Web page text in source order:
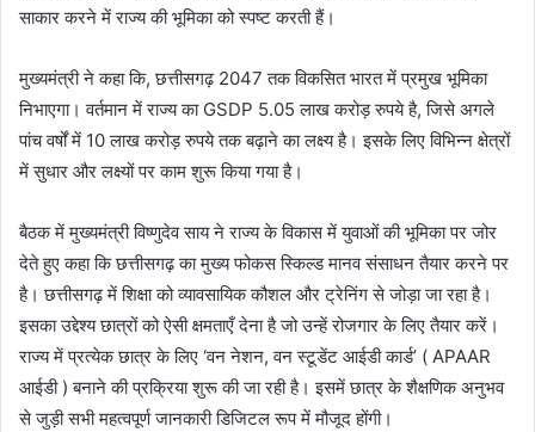
साकार करने में राज्य की भूमिका को स्पष्ट करती हैं।
मुख्यमंत्री ने कहा कि, छत्तीसगढ़ 2047 तक विकसित भारत में प्रमुख भूमिका
निभाएगा। वर्तमान में राज्य का GSDP 5.05 लाख करोड़ रुपये है, जिसे अगले
पांच वर्षों में 10 लाख करोड़ रुपये तक बढ़ाने का लक्ष्य है। इसके लिए विभिन्न क्षेत्रों
में सुधार और लक्ष्यों पर काम शुरू किया गया है।
बैठक में मुख्यमंत्री विष्णुदेव साय ने राज्य के विकास में युवाओं की भूमिका पर जोर
देते हुए कहा कि छत्तीसगढ़ का मुख्य फोकस स्किल्ड मानव संसाधन तैयार करने पर
है। छत्तीसगढ़ में शिक्षा को व्यावसायिक कौशल और ट्रेनिंग से जोड़ा जा रहा है।
इसका उद्देश्य छात्रों को ऐसी क्षमताएँ देना है जो उन्हें रोजगार के लिए तैयार करें।
राज्य में प्रत्येक छात्र के लिए ‘वन नेशन, वन स्टूडेंट आईडी कार्ड’ ( APAAR
आईडी ) बनाने की प्रक्रिया शुरू की जा रही है। इसमें छात्र के शैक्षणिक अनुभव
से जुड़ी सभी महत्वपूर्ण जानकारी डिजिटल रूप में मौजूद होंगी।